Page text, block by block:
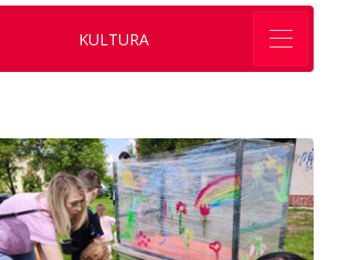
KULTURA